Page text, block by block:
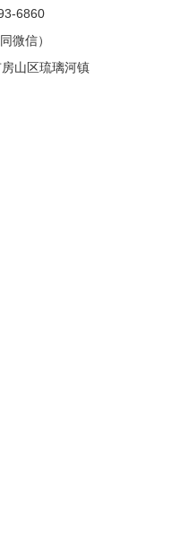
6860
微信）
山区琉璃河镇